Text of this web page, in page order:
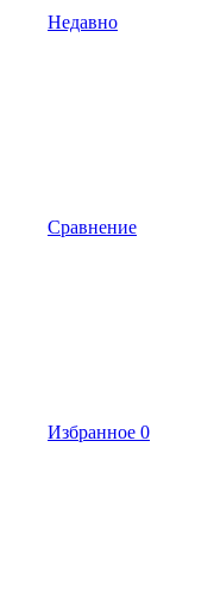
Недавно
Сравнение
Избранное 0